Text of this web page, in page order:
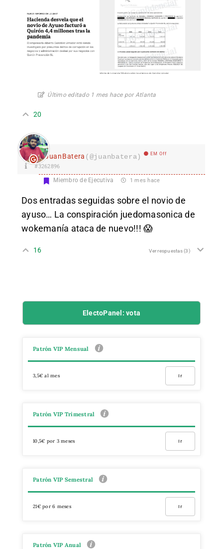
Último editado 1 mes hace por Atlanta
20
JuanBatera (@juanbatera) EM Off
#3262896
Miembro de Ejecutiva 1 mes hace
Dos entradas seguidas sobre el novio de
ayuso… La conspiración juedomasonica de
wokemanía ataca de nuevo!!! 😱
16 Ver respuestas(3)
ElectoPanel: vota
Patrón VIP Mensual
3,5€ al mes Ir
Patrón VIP Trimestral
10,5€ por 3 meses Ir
Patrón VIP Semestral
21€ por 6 meses Ir
Patrón VIP Anual